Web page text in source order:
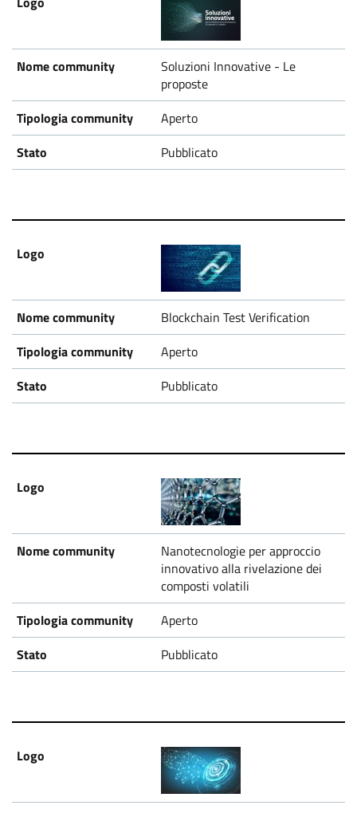
Soluzioni Innovative - Le
proposte
Aperto
Pubblicato
Blockchain Test Verification
Aperto
Pubblicato
Nanotecnologie per approccio
innovativo alla rivelazione dei
composti volatili
Aperto
Pubblicato